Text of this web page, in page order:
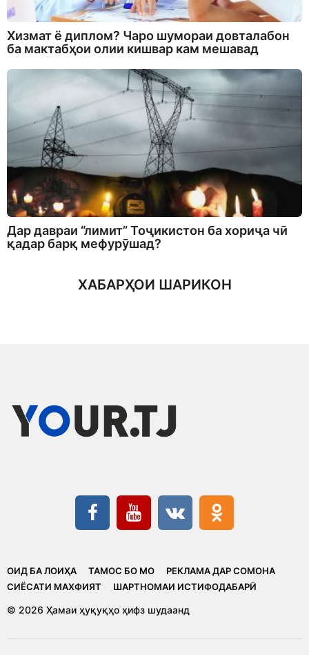
Хизмат ё диплом? Чаро шумораи довталабон
ба мактабҳои олии кишвар кам мешавад
Дар давраи “лимит” Тоҷикистон ба хориҷа чӣ
қадар барқ мефурӯшад?
ХАБАРҲОИ ШАРИКОН
ОИД БА ЛОИҲА ТАМОС БО МО
РЕКЛАМА ДАР СОМОНА
CИЁСАТИ МАХФИЯТ
ШАРТНОМАИ ИСТИФОДАБАРӢ
© 2026 Ҳамаи ҳуқуқҳо ҳифз шудаанд